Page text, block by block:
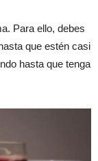
Para ello, debes
que estén casi
hasta que tenga